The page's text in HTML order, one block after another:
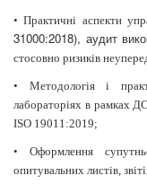
• Практичні аспекти
31000:2018), аудит
стосовно ризиків
•
Методологія і
лабораторіях в рамках
ISO 19011:2019;
•
Оформлення
опитувальних листів,